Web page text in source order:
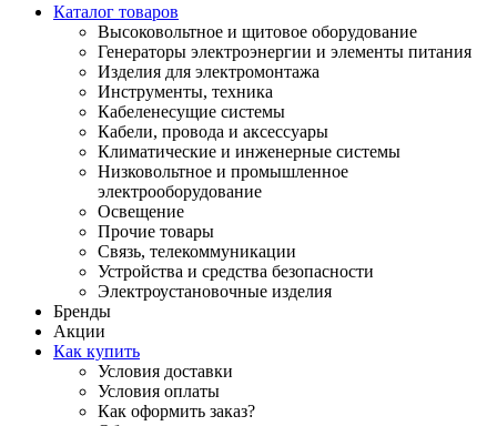
Каталог товаров
Высоковольтное и щитовое оборудование
Генераторы электроэнергии и элементы питания
Изделия для электромонтажа
Инструменты, техника
Кабеленесущие системы
Кабели, провода и аксессуары
Климатические и инженерные системы
Низковольтное и промышленное
электрооборудование
Освещение
Прочие товары
Связь, телекоммуникации
Устройства и средства безопасности
Электроустановочные изделия
Бренды
Акции
Как купить
Условия доставки
Условия оплаты
Как оформить заказ?